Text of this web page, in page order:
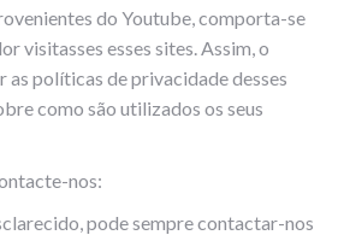
do Youtube, comporta-se
visitasses esses sites. Assim, o
políticas de privacidade desses
como são utilizados os seus
nos:
pode sempre contactar-nos